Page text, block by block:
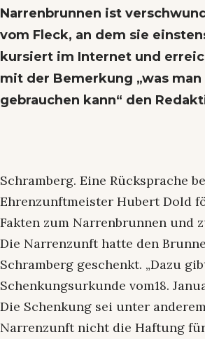
Narrenbrunnen ist
vom Fleck, an dem sie
kursiert im Internet und
mit der Bemerkung „was man
gebrauchen kann“ den
Schramberg. Eine Rücksprache
Ehrenzunftmeister Hubert Dold
Fakten zum Narrenbrunnen und
Die Narrenzunft hatte den
Schramberg geschenkt. „Dazu
Schenkungsurkunde vom18.
Die Schenkung sei unter
Narrenzunft nicht die Haftung